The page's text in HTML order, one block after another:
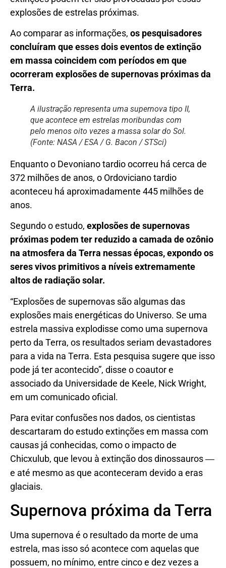
explosões de estrelas próximas.
Ao comparar as informações, os pesquisadores
concluíram que esses dois eventos de extinção
em massa coincidem com períodos em que
ocorreram explosões de supernovas próximas da
Terra.
A ilustração representa uma supernova tipo II,
que acontece em estrelas moribundas com
pelo menos oito vezes a massa solar do Sol.
(Fonte: NASA / ESA / G. Bacon / STSci)
Enquanto o Devoniano tardio ocorreu há cerca de
372 milhões de anos, o Ordoviciano tardio
aconteceu há aproximadamente 445 milhões de
anos.
Segundo o estudo, explosões de supernovas
próximas podem ter reduzido a camada de ozônio
na atmosfera da Terra nessas épocas, expondo os
seres vivos primitivos a níveis extremamente
altos de radiação solar.
“Explosões de supernovas são algumas das
explosões mais energéticas do Universo. Se uma
estrela massiva explodisse como uma supernova
perto da Terra, os resultados seriam devastadores
para a vida na Terra. Esta pesquisa sugere que isso
pode já ter acontecido”, disse o coautor e
associado da Universidade de Keele, Nick Wright,
em um comunicado oficial.
Para evitar confusões nos dados, os cientistas
descartaram do estudo extinções em massa com
causas já conhecidas, como o impacto de
Chicxulub, que levou à extinção dos dinossauros —
e até mesmo as que aconteceram devido a eras
glaciais.
Supernova próxima da Terra
Uma supernova é o resultado da morte de uma
estrela, mas isso só acontece com aquelas que
possuem, no mínimo, entre cinco e dez vezes a